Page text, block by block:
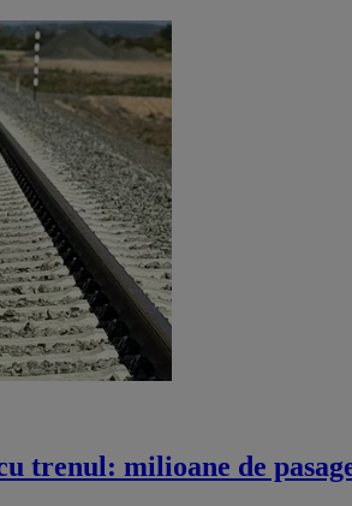
trenul: milioane de